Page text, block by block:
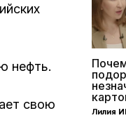
нефть.
свою
Лилия